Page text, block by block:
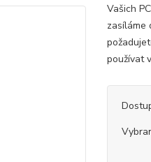
Vašich
zasíláme
používat